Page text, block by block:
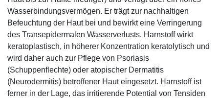
Wasserbindungsvermögen. Er trägt zur nachhaltigen
Befeuchtung der Haut bei und bewirkt eine Verringerung
des Transepidermalen Wasserverlusts. Harnstoff wirkt
keratoplastisch, in höherer Konzentration keratolytisch und
wird daher auch zur Pflege von Psoriasis
(Schuppenflechte) oder atopischer Dermatitis
(Neurodermitis) betroffener Haut eingesetzt. Harnstoff ist
ferner in der Lage, das irritierende Potential von Tensiden